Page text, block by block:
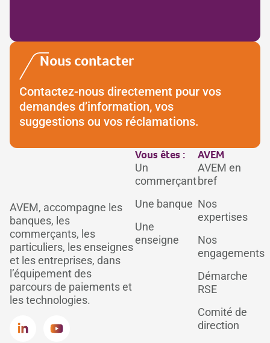
Nous contacter
Contactez-nous directement pour vos
demandes d’information, vos
suggestions ou vos réclamations.
AVEM, accompagne les
banques, les
commerçants, les
particuliers, les enseignes
et les entreprises, dans
l’équipement des
parcours de paiements et
les technologies.
Vous êtes :
Un
commerçant
Une banque
Une
enseigne
AVEM
AVEM en
bref
Nos
expertises
Nos
engagements
Démarche
RSE
Comité de
direction